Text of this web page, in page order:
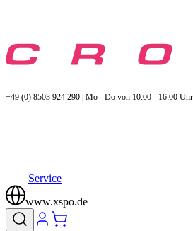
+49 (0) 8503 924 290 | Mo - Do von 10:00 - 16:00 Uhr
Service
www.xspo.de